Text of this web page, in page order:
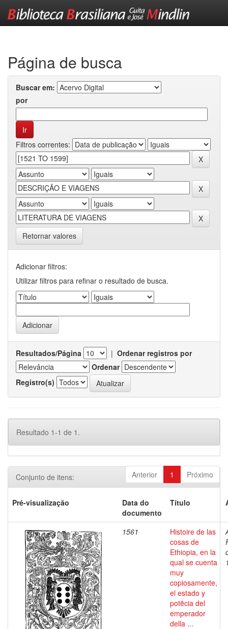
Página de busca
Buscar em:
por
Filtros correntes:
Retornar valores
Adicionar filtros:
Utilizar filtros para refinar o resultado de busca.
Resultados/Página | Ordenar registros por
Ordenar
Registro(s)
Resultado 1-1 de 1.
Anterior 1 Próximo
Conjunto de itens:
Pré-visualização
Data do
documento
Título
1561
Histoire de las
cosas de
Ethiopia, en la
qual se cuenta
muy
copiosamente,
el estado y
potẽcia del
emperador
della ...